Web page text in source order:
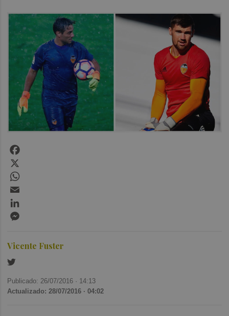
Vicente Fuster
Publicado: 26/07/2016 · 14:13
Actualizado: 28/07/2016 · 04:02